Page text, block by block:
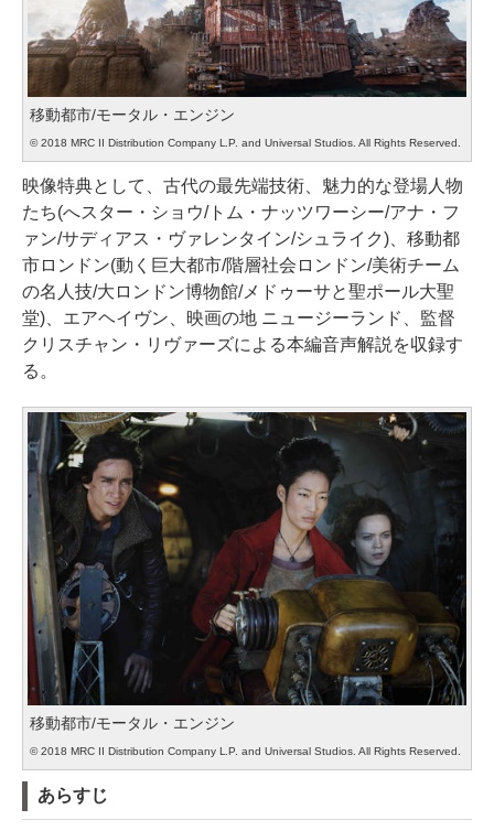
移動都市/モータル・エンジン
© 2018 MRC II Distribution Company L.P. and Universal Studios. All Rights Reserved.
映像特典として、古代の最先端技術、魅力的な登場人物
たち(へスター・ショウ/トム・ナッツワーシー/アナ・フ
ァン/サディアス・ヴァレンタイン/シュライク)、移動都
市ロンドン(動く巨大都市/階層社会ロンドン/美術チーム
の名人技/大ロンドン博物館/メドゥーサと聖ポール大聖
堂)、エアヘイヴン、映画の地 ニュージーランド、監督
クリスチャン・リヴァーズによる本編音声解説を収録す
る。
移動都市/モータル・エンジン
© 2018 MRC II Distribution Company L.P. and Universal Studios. All Rights Reserved.
あらすじ